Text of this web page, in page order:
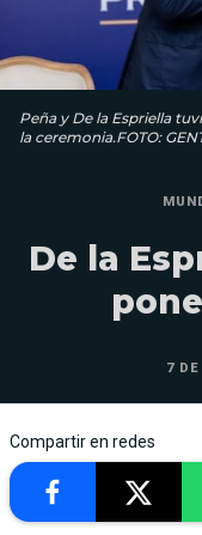
Peña y De la Espriella
la ceremonia.FOTO:
De la
7
Compartir en redes